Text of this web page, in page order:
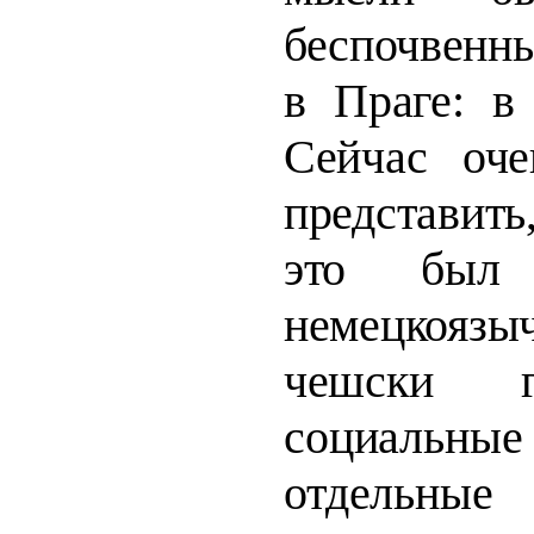
в Праге:
Сейчас
это был
чешски